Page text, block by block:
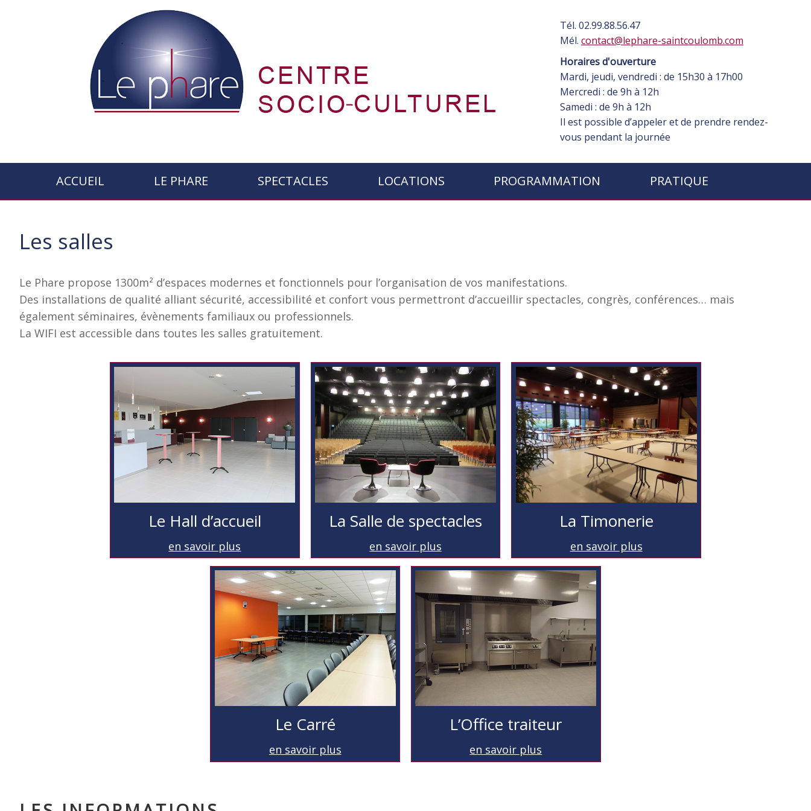
Tél. 02.99.88.56.47
Mél. contact@lephare-saintcoulomb.com
Horaires d'ouverture
Mardi, jeudi, vendredi : de 15h30 à 17h00
Mercredi : de 9h à 12h
Samedi : de 9h à 12h
Il est possible d’appeler et de prendre rendez-
vous pendant la journée
ACCUEIL LE PHARE SPECTACLES LOCATIONS PROGRAMMATION PRATIQUE
Les salles
Le Phare propose 1300m² d’espaces modernes et fonctionnels pour l’organisation de vos manifestations.
Des installations de qualité alliant sécurité, accessibilité et confort vous permettront d’accueillir spectacles, congrès, conférences… mais
également séminaires, évènements familiaux ou professionnels.
La WIFI est accessible dans toutes les salles gratuitement.
Le Hall d’accueil
en savoir plus
La Salle de spectacles
en savoir plus
La Timonerie
en savoir plus
Le Carré
en savoir plus
L’Office traiteur
en savoir plus